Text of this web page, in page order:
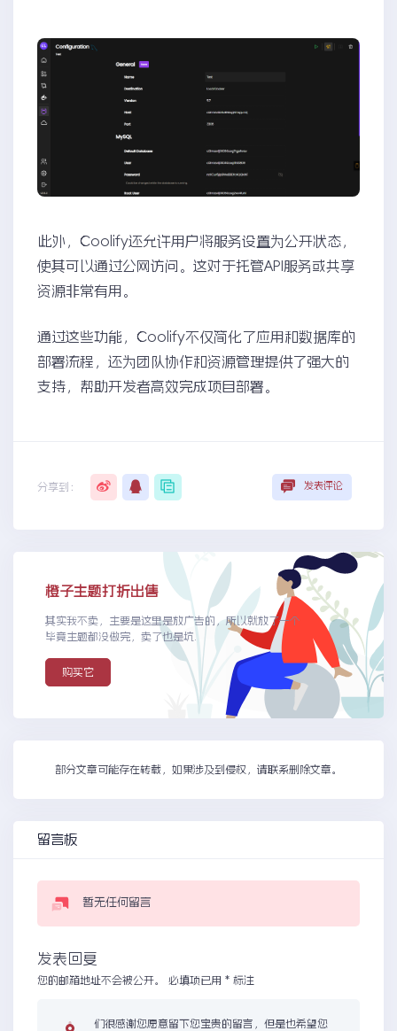
此外，Coolify还允许用户将服务设置为公开状态，
使其可以通过公网访问。这对于托管API服务或共享
资源非常有用。
通过这些功能，Coolify不仅简化了应用和数据库的
部署流程，还为团队协作和资源管理提供了强大的
支持，帮助开发者高效完成项目部署。
分享到： 发表评论
橙子主题打折出售
其实我不卖，主要是这里是放广告的，所以就放了一个
毕竟主题都没做完，卖了也是坑.
购买它
部分文章可能存在转载，如果涉及到侵权，请联系删除文章。
留言板
暂无任何留言
发表回复
您的邮箱地址不会被公开。 必填项已用 * 标注
们很感谢您愿意留下您宝贵的留言，但是也希望您